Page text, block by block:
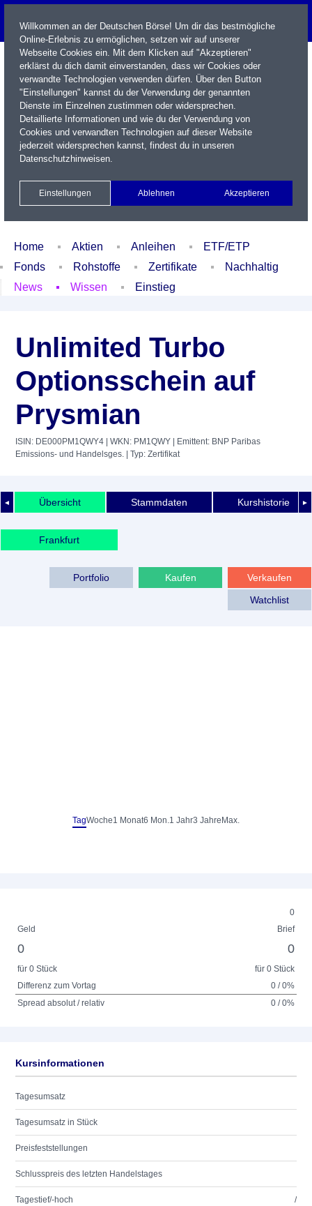
Name / WKN / ISIN / Kürzel
Xetra Realtime
Watchlist Portfolio Login
Home Aktien Anleihen
ETF/ETP
Fonds
Rohstoffe Zertifikate
Nachhaltig
News
Wissen Einstieg
Unlimited Turbo
Optionsschein auf
Prysmian
ISIN: DE000PM1QWY4 | WKN: PM1QWY | Emittent: BNP Paribas
Emissions- und Handelsges. | Typ: Zertifikat
◄ ►
Übersicht Stammdaten Kurshistorie
Frankfurt
Verkaufen
Kaufen
Portfolio
Watchlist
TagWoche1 Monat6 Mon.1 Jahr3 Jahre Max.
0
Geld
Brief
0 0
für 0 Stück
für 0 Stück
Differenz zum Vortag
0 / 0%
Spread absolut / relativ
0 / 0%
Kursinformationen
Tagesumsatz
Tagesumsatz in Stück
Preisfeststellungen
Schlusspreis des letzten Handelstages
Tagestief/-hoch /
Willkommen an der Deutschen Börse! Um dir das bestmögliche
Online-Erlebnis zu ermöglichen, setzen wir auf unserer
Webseite Cookies ein. Mit dem Klicken auf "Akzeptieren"
erklärst du dich damit einverstanden, dass wir Cookies oder
verwandte Technologien verwenden dürfen. Über den Button
"Einstellungen" kannst du der Verwendung der genannten
Dienste im Einzelnen zustimmen oder widersprechen.
Detaillierte Informationen und wie du der Verwendung von
Cookies und verwandten Technologien auf dieser Website
jederzeit widersprechen kannst, findest du in unseren
Datenschutzhinweisen.
Einstellungen Ablehnen Akzeptieren